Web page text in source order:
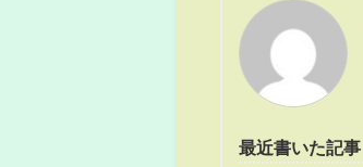
最近書いた記事